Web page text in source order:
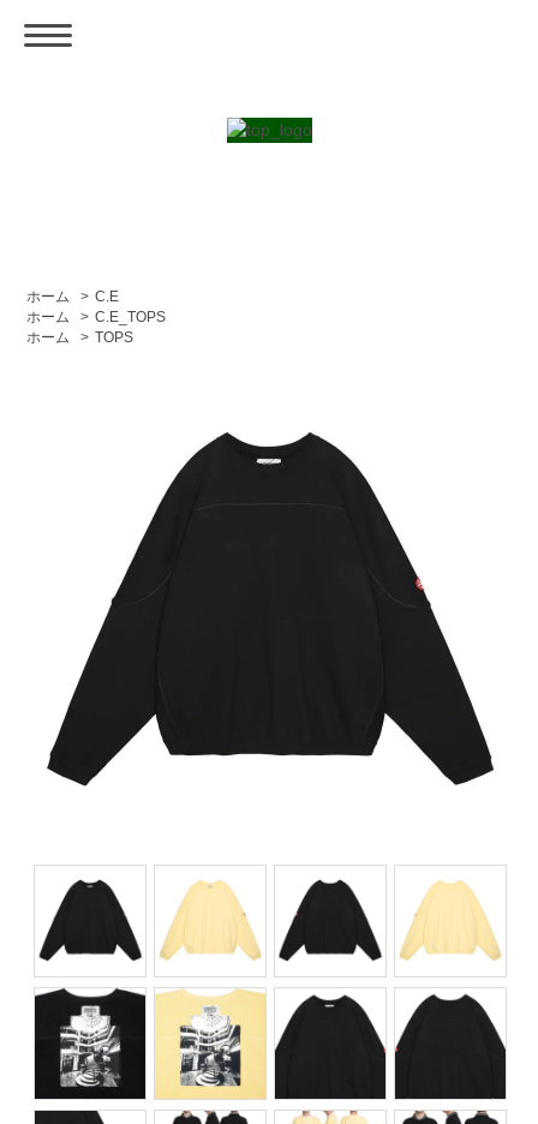
ホーム > C.E
ホーム
> C.E_TOPS
ホーム
> TOPS